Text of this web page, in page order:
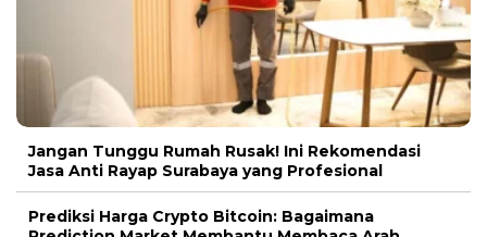
Jangan Tunggu Rumah Rusak! Ini Rekomendasi
Jasa Anti Rayap Surabaya yang Profesional
Prediksi Harga Crypto Bitcoin: Bagaimana